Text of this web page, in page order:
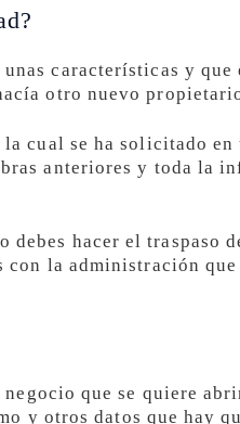
características y que
otro nuevo
cual se ha solicitado en
anteriores y toda la
debes hacer el traspaso
con la administración que
que se quiere
y otros datos que hay